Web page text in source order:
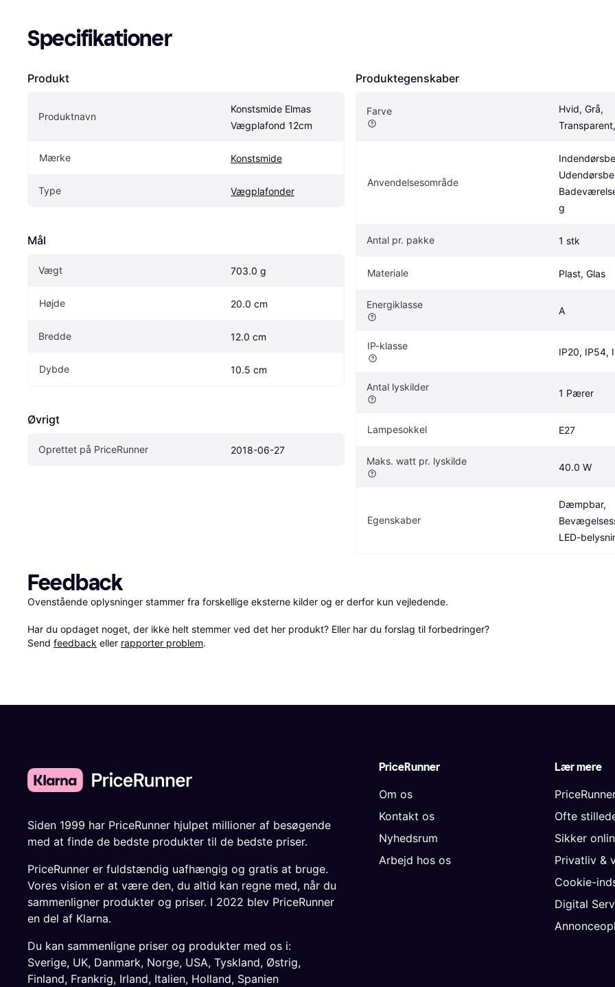
Specifikationer
Produkt
Produktnavn
Konstsmide Elmas
Vægplafond 12cm
Mærke Konstsmide
Type Vægplafonder
Mål
Vægt 703.0 g
Højde 20.0 cm
Bredde 12.0 cm
Dybde 10.5 cm
Øvrigt
Oprettet på PriceRunner 2018-06-27
Produktegenskaber
Farve
Hvid, Grå,
Anvendelsesområde
g
Antal pr. pakke 1 stk
Materiale Plast, Glas
Energiklasse
A
IP-klasse
IP20, IP54,
Antal lyskilder
1 Pærer
Lampesokkel E27
Maks. watt pr. lyskilde
40.0 W
Egenskaber
Dæmpbar,
LED-
Feedback
Ovenstående oplysninger stammer fra forskellige eksterne kilder og er derfor kun vejledende.
Har du opdaget noget, der ikke helt stemmer ved det her produkt? Eller har du forslag til forbedringer?
Send feedback eller rapporter problem.
PriceRunner
Om os
Kontakt os
Nyhedsrum
Arbejd hos os
Lær mere
Ofte
Sikker
Privatliv &
Cookie-
Digital
Siden 1999 har PriceRunner hjulpet millioner af besøgende
med at finde de bedste produkter til de bedste priser.
PriceRunner er fuldstændig uafhængig og gratis at bruge.
Vores vision er at være den, du altid kan regne med, når du
sammenligner produkter og priser. I 2022 blev PriceRunner
en del af Klarna.
Du kan sammenligne priser og produkter med os i:
Sverige, UK, Danmark, Norge, USA, Tyskland, Østrig,
Finland, Frankrig, Irland, Italien, Holland, Spanien